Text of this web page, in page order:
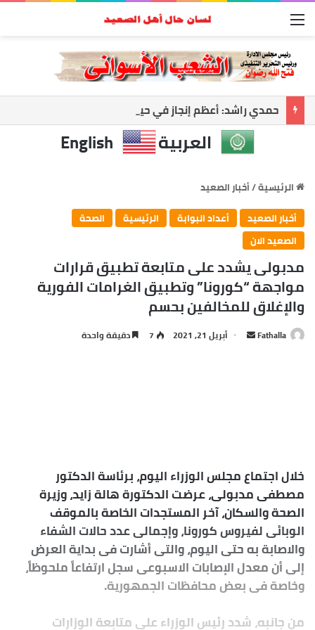
القائمة
العربية English
الرئيسية/أخبار الصعيد
أخبار الصعيد
أعداد البوابة الرئيسية
الصحة
الصعيد الان
مدبولى يشدد على متابعة تطبيق قرارات
مواجهة “كورونا” وتطبيق الغرامات الفورية
والإغلاق للمخالفين بحسم
Fathalla
أرسل أبريل 21, 2021 7 دقيقة واحدة
خلال اجتماع مجلس الوزراء اليوم، برئاسة الدكتور
مصطفى مدبولى، عرضت الدكتورة هالة زايد، وزيرة
الصحة والسكان، آخر المستجدات الخاصة بالموقف
الوبائى لفيروس كورونا، وإجمالى عدد حالات الشفاء
والاصابة به حتى اليوم، والتى أشارت فى بداية العرض
إلى أن معدل الإصابات الاسبوعى سجل ارتفاعاً ملحوظاً،
وخاصة فى بعض محافظات الجمهورية.
من جانبه، شدد رئيس الوزراء على متابعة الوزارات